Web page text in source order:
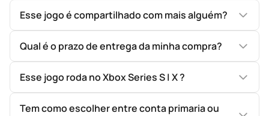
Esse jogo é compartilhado com mais alguém?
Qual é o prazo de entrega da minha compra?
Esse jogo roda no Xbox Series S | X ?
Tem como escolher entre conta primaria ou